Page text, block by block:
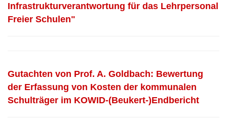
Infrastrukturverantwortung für das Lehrpersonal
Freier Schulen"
Gutachten von Prof. A. Goldbach: Bewertung
der Erfassung von Kosten der kommunalen
Schulträger im KOWID-(Beukert-)Endbericht